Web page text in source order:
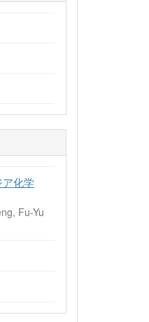
化学
Fu-Yu